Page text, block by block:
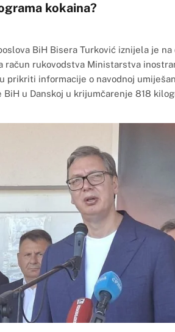
kokaina?
BiH Bisera Turković iznijela je
račun rukovodstva Ministarstva
prikriti informacije o navodnoj
BiH u Danskoj u krijumčarenje 818